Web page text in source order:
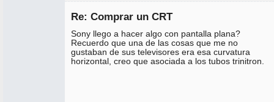
Re: Comprar un CRT
Sony llego a hacer algo con pantalla plana?
Recuerdo que una de las cosas que me no
gustaban de sus televisores era esa curvatura
horizontal, creo que asociada a los tubos trinitron.